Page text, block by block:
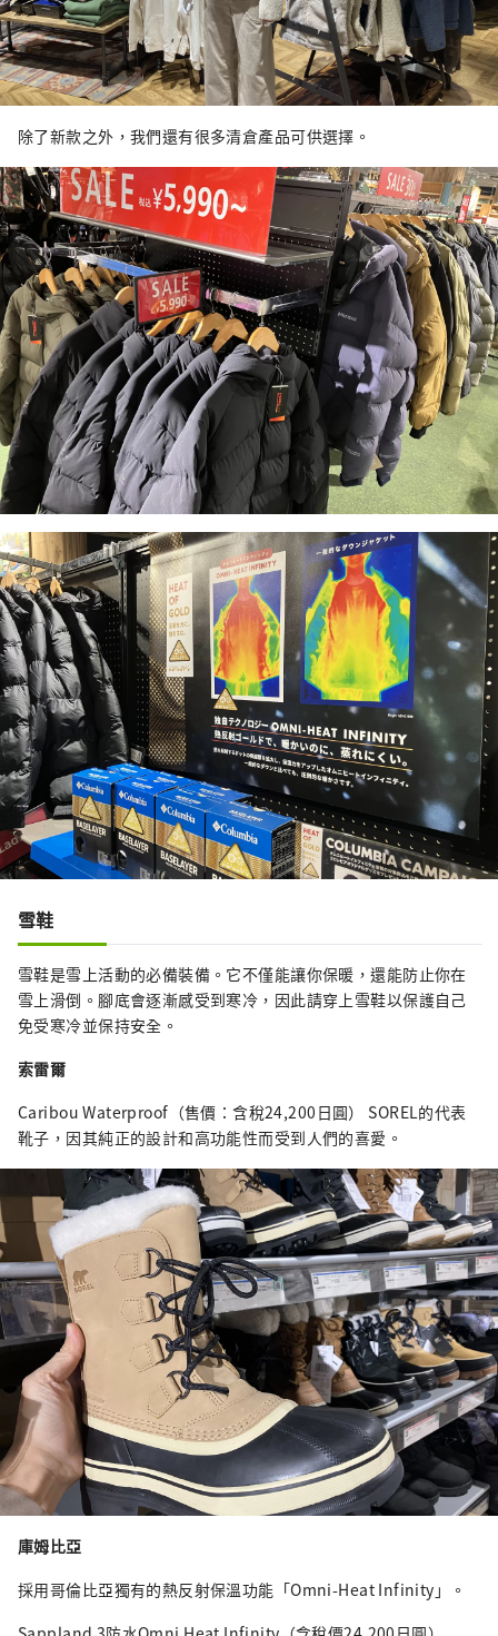
除了新款之外，我們還有很多清倉產品可供選擇。
雪鞋
雪鞋是雪上活動的必備裝備。它不僅能讓你保暖，還能防止你在
雪上滑倒。腳底會逐漸感受到寒冷，因此請穿上雪鞋以保護自己
免受寒冷並保持安全。
索雷爾
Caribou Waterproof（售價：含稅24,200日圓） SOREL的代表
靴子，因其純正的設計和高功能性而受到人們的喜愛。
庫姆比亞
採用哥倫比亞獨有的熱反射保溫功能「Omni-Heat Infinity」。